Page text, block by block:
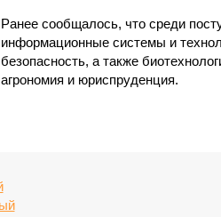
Ранее сообщалось, что среди
информационные системы и
безопасность, а также
агрономия и юриспруденция.